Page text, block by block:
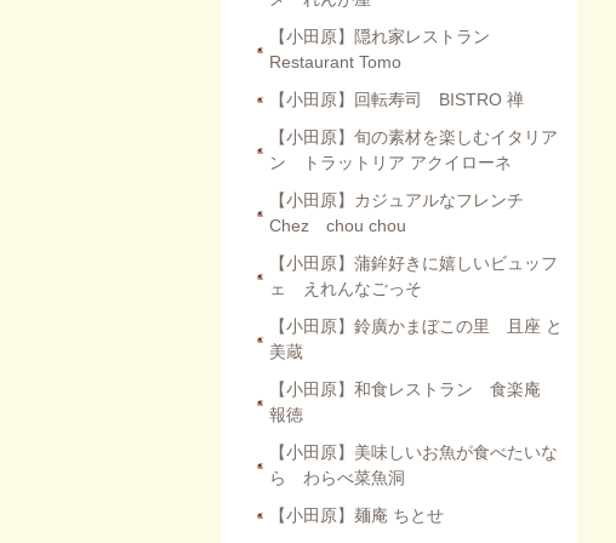
【小田原】隠れ家レストラン
Restaurant Tomo
【小田原】回転寿司 BISTRO 禅
【小田原】旬の素材を楽しむイタリア
ン トラットリア アクイローネ
【小田原】カジュアルなフレンチ
Chez chou chou
【小田原】蒲鉾好きに嬉しいビュッフ
ェ えれんなごっそ
【小田原】鈴廣かまぼこの里 且座 と
美蔵
【小田原】和食レストラン 食楽庵
報徳
【小田原】美味しいお魚が食べたいな
ら わらべ菜魚洞
【小田原】麺庵 ちとせ